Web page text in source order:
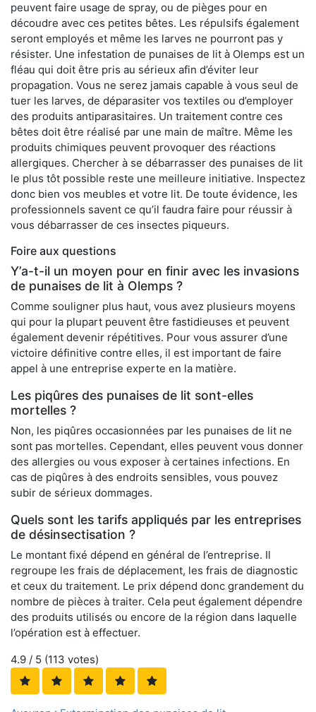
peuvent faire usage de spray, ou de pièges pour en
découdre avec ces petites bêtes. Les répulsifs également
seront employés et même les larves ne pourront pas y
résister. Une infestation de punaises de lit à Olemps est un
fléau qui doit être pris au sérieux afin d’éviter leur
propagation. Vous ne serez jamais capable à vous seul de
tuer les larves, de déparasiter vos textiles ou d’employer
des produits antiparasitaires. Un traitement contre ces
bêtes doit être réalisé par une main de maître. Même les
produits chimiques peuvent provoquer des réactions
allergiques. Chercher à se débarrasser des punaises de lit
le plus tôt possible reste une meilleure initiative. Inspectez
donc bien vos meubles et votre lit. De toute évidence, les
professionnels savent ce qu’il faudra faire pour réussir à
vous débarrasser de ces insectes piqueurs.
Foire aux questions
Y’a-t-il un moyen pour en finir avec les invasions
de punaises de lit à Olemps ?
Comme souligner plus haut, vous avez plusieurs moyens
qui pour la plupart peuvent être fastidieuses et peuvent
également devenir répétitives. Pour vous assurer d’une
victoire définitive contre elles, il est important de faire
appel à une entreprise experte en la matière.
Les piqûres des punaises de lit sont-elles
mortelles ?
Non, les piqûres occasionnées par les punaises de lit ne
sont pas mortelles. Cependant, elles peuvent vous donner
des allergies ou vous exposer à certaines infections. En
cas de piqûres à des endroits sensibles, vous pouvez
subir de sérieux dommages.
Quels sont les tarifs appliqués par les entreprises
de désinsectisation ?
Le montant fixé dépend en général de l’entreprise. Il
regroupe les frais de déplacement, les frais de diagnostic
et ceux du traitement. Le prix dépend donc grandement du
nombre de pièces à traiter. Cela peut également dépendre
des produits utilisés ou encore de la région dans laquelle
l’opération est à effectuer.
4.9 / 5 (113 votes)